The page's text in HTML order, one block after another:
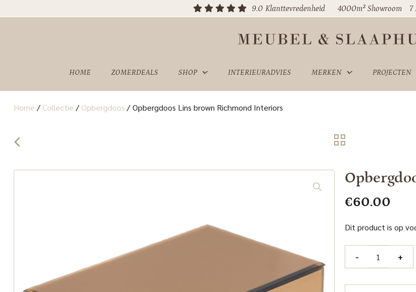
9.0 Klanttevredenheid 4000m² Showroom 7
HOME ZOMERDEALS SHOP INTERIEURADVIES MERKEN PROJECTEN
Home / Collectie / Opbergdoos /Opbergdoos Lins brown Richmond Interiors
€60.00
Dit product is op
- +